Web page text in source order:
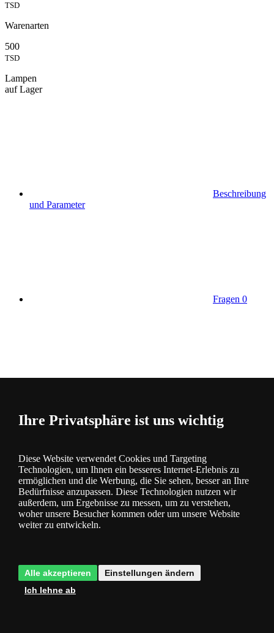
TSD
Warenarten
500
TSD
Lampen
auf Lager
Beschreibung
und Parameter
Fragen 0
Kategorie
Produktbeschreibung
Ihre Privatsphäre ist uns wichtig
Diese Website verwendet Cookies und Targeting
Technologien, um Ihnen ein besseres Internet-Erlebnis zu
ermöglichen und die Werbung, die Sie sehen, besser an Ihre
Bedürfnisse anzupassen. Diese Technologien nutzen wir
außerdem, um Ergebnisse zu messen, um zu verstehen,
woher unsere Besucher kommen oder um unsere Website
weiter zu entwickeln.
Alle akzeptieren
Einstellungen ändern
Ich lehne ab